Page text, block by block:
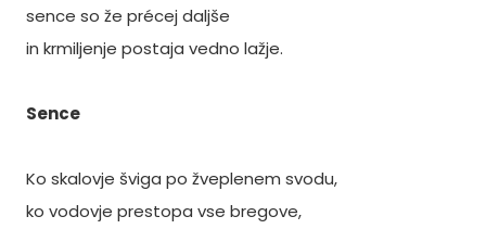
sence so že précej daljše
in krmiljenje postaja vedno lažje.
Sence
Ko skalovje šviga po žveplenem svodu,
ko vodovje prestopa vse bregove,